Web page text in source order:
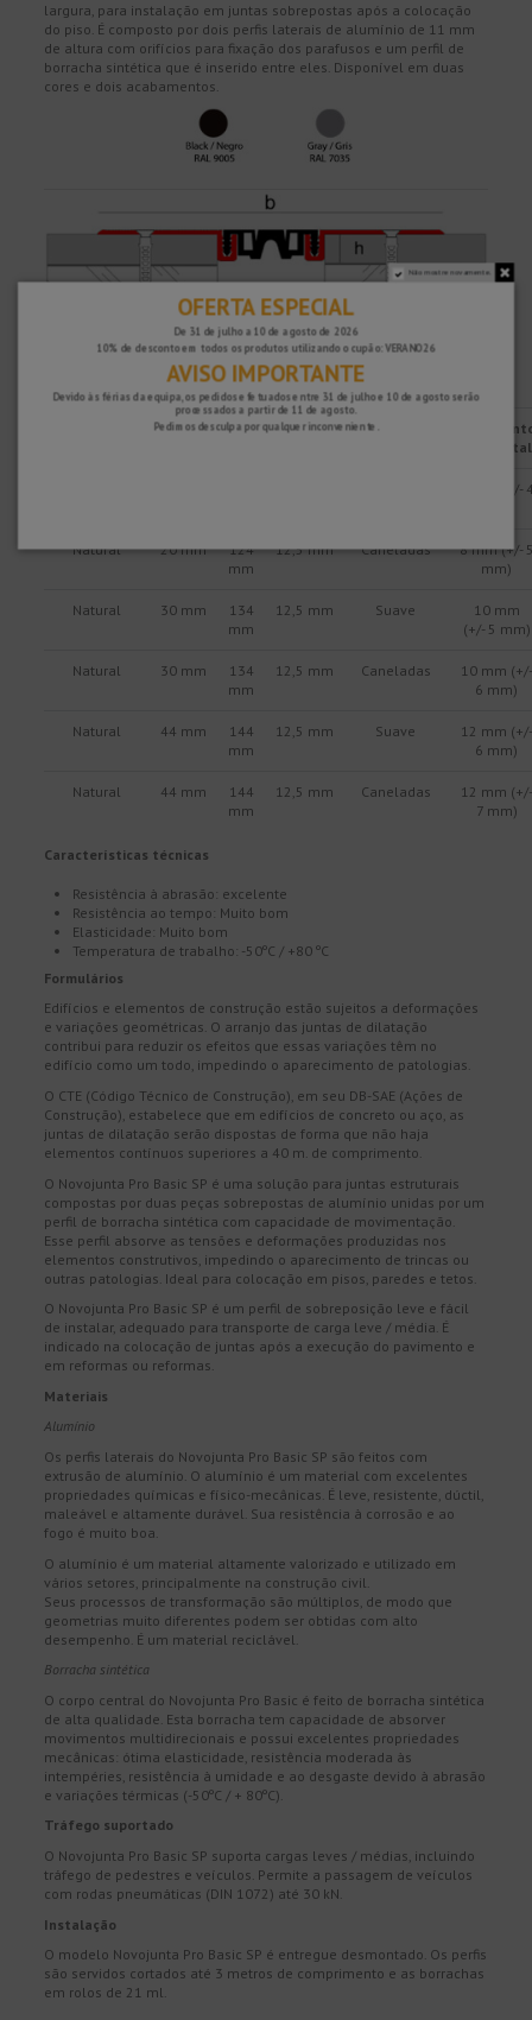
largura, para instalação em juntas sobrepostas após a colocação
do piso. É composto por dois perfis laterais de alumínio de 11 mm
de altura com orifícios para fixação dos parafusos e um perfil de
borracha sintética que é inserido entre eles. Disponível em duas
cores e dois acabamentos.
a b h (mm)
horizontal
8 mm (+/-
Natural 20 mm
124
mm
12,5 mm Caneladas
8 mm (+/-
mm)
Natural 30 mm
134
mm
12,5 mm Suave
10 mm
(+/- 5 mm)
Natural 30 mm
134
mm
12,5 mm Caneladas
10 mm (+/-
6 mm)
Natural 44 mm
144
mm
12,5 mm Suave
12 mm (+/-
6 mm)
Natural 44 mm
144
mm
12,5 mm Caneladas
12 mm (+/-
7 mm)
Características técnicas
Resistência à abrasão: excelente
Resistência ao tempo: Muito bom
Elasticidade: Muito bom
Temperatura de trabalho: -50ºC / +80 ºC
Formulários
Edifícios e elementos de construção estão sujeitos a deformações
e variações geométricas. O arranjo das juntas de dilatação
contribui para reduzir os efeitos que essas variações têm no
edifício como um todo, impedindo o aparecimento de patologias.
O CTE (Código Técnico de Construção), em seu DB-SAE (Ações de
Construção), estabelece que em edifícios de concreto ou aço, as
juntas de dilatação serão dispostas de forma que não haja
elementos contínuos superiores a 40 m. de comprimento.
O Novojunta Pro Basic SP é uma solução para juntas estruturais
compostas por duas peças sobrepostas de alumínio unidas por um
perfil de borracha sintética com capacidade de movimentação.
Esse perfil absorve as tensões e deformações produzidas nos
elementos construtivos, impedindo o aparecimento de trincas ou
outras patologias. Ideal para colocação em pisos, paredes e tetos.
O Novojunta Pro Basic SP é um perfil de sobreposição leve e fácil
de instalar, adequado para transporte de carga leve / média. É
indicado na colocação de juntas após a execução do pavimento e
em reformas ou reformas.
Materiais
Alumínio
Os perfis laterais do Novojunta Pro Basic SP são feitos com
extrusão de alumínio. O alumínio é um material com excelentes
propriedades químicas e físico-mecânicas. É leve, resistente, dúctil,
maleável e altamente durável. Sua resistência à corrosão e ao
fogo é muito boa.
O alumínio é um material altamente valorizado e utilizado em
vários setores, principalmente na construção civil.
Seus processos de transformação são múltiplos, de modo que
geometrias muito diferentes podem ser obtidas com alto
desempenho. É um material reciclável.
Borracha sintética
O corpo central do Novojunta Pro Basic é feito de borracha sintética
de alta qualidade. Esta borracha tem capacidade de absorver
movimentos multidirecionais e possui excelentes propriedades
mecânicas: ótima elasticidade, resistência moderada às
intempéries, resistência à umidade e ao desgaste devido à abrasão
e variações térmicas (-50ºC / + 80ºC).
Tráfego suportado
O Novojunta Pro Basic SP suporta cargas leves / médias, incluindo
tráfego de pedestres e veículos. Permite a passagem de veículos
com rodas pneumáticas (DIN 1072) até 30 kN.
Instalação
O modelo Novojunta Pro Basic SP é entregue desmontado. Os perfis
são servidos cortados até 3 metros de comprimento e as borrachas
em rolos de 21 ml.
Não mostre novamente.
OFERTA ESPECIAL
De 31 de julho a 10 de agosto de 2026
10% de desconto em todos os produtos utilizando o cupão: VERANO26
AVISO IMPORTANTE
Devido às férias da equipa, os pedidos efetuados entre 31 de julho e 10 de agosto serão
processados ​​a partir de 11 de agosto.
Pedimos desculpa por qualquer inconveniente.